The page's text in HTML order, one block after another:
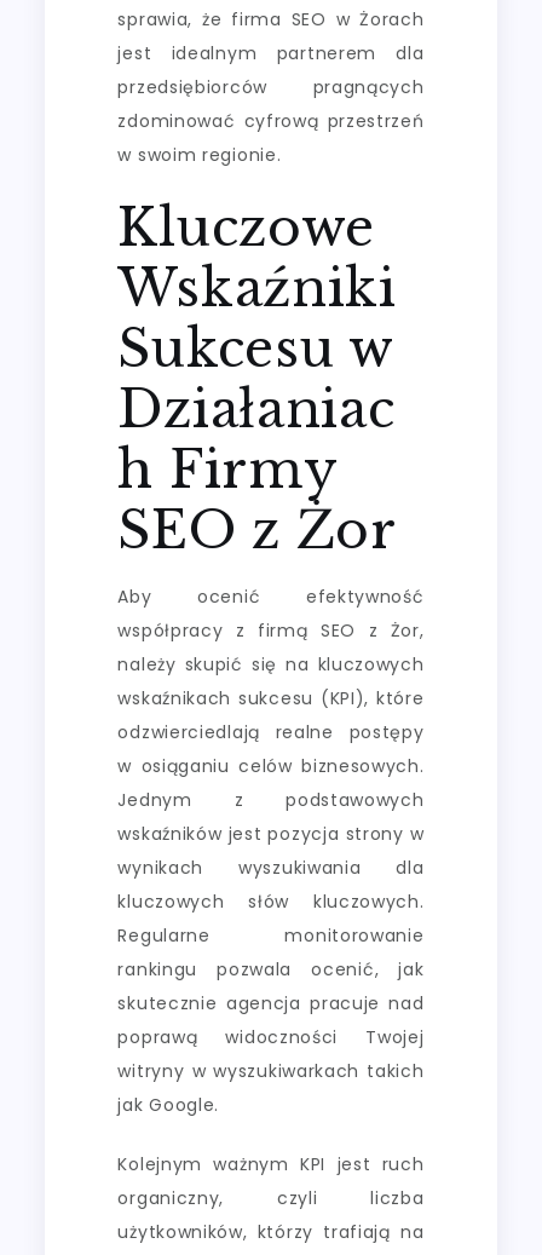
sprawia, że firma SEO w Żorach
jest idealnym partnerem dla
przedsiębiorców pragnących
zdominować cyfrową przestrzeń
w swoim regionie.
Kluczowe
Wskaźniki
Sukcesu w
Działaniac
h Firmy
SEO z Żor
Aby ocenić efektywność
współpracy z firmą SEO z Żor,
należy skupić się na kluczowych
wskaźnikach sukcesu (KPI), które
odzwierciedlają realne postępy
w osiąganiu celów biznesowych.
Jednym z podstawowych
wskaźników jest pozycja strony w
wynikach wyszukiwania dla
kluczowych słów kluczowych.
Regularne monitorowanie
rankingu pozwala ocenić, jak
skutecznie agencja pracuje nad
poprawą widoczności Twojej
witryny w wyszukiwarkach takich
jak Google.
Kolejnym ważnym KPI jest ruch
organiczny, czyli liczba
użytkowników, którzy trafiają na